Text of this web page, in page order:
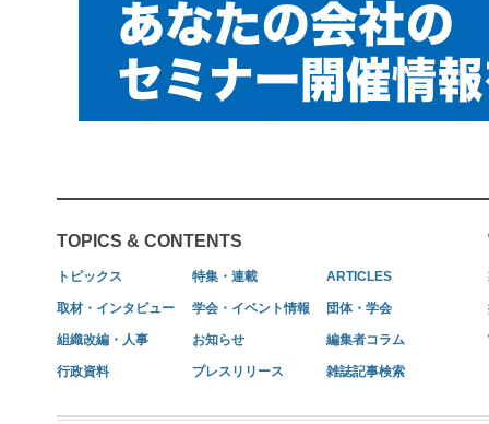
TOPICS & CONTENTS
トピックス 特集・連載 ARTICLES
取材・インタビュー 学会・イベント情報 団体・学会
組織改編・人事 お知らせ 編集者コラム
行政資料 プレスリリース 雑誌記事検索